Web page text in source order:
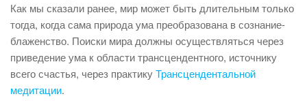
Как мы сказали ранее, мир может быть длительным только
тогда, когда сама природа ума преобразована в сознание-
блаженство. Поиски мира должны осуществляться через
приведение ума к области трансцендентного, источнику
всего счастья, через практикуТрансцендентальной
медитации.